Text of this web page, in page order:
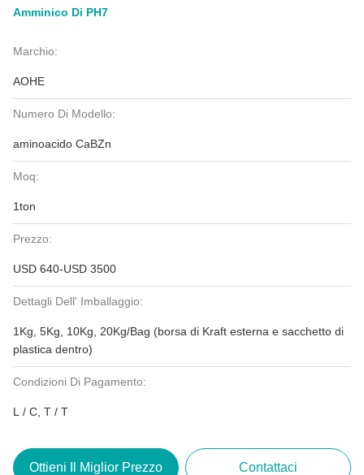
Amminico Di PH7
Marchio:
AOHE
Numero Di Modello:
aminoacido CaBZn
Moq:
1ton
Prezzo:
USD 640-USD 3500
Dettagli Dell' Imballaggio:
1Kg, 5Kg, 10Kg, 20Kg/Bag (borsa di Kraft esterna e sacchetto di
plastica dentro)
Condizioni Di Pagamento:
L / C, T / T
Ottieni Il Miglior Prezzo Contattaci